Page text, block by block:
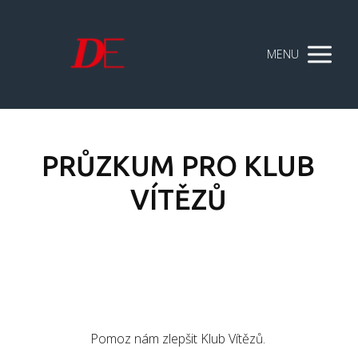
MENU
PRŮZKUM PRO KLUB
VÍTĚZŮ
Pomoz nám zlepšit Klub Vítězů.